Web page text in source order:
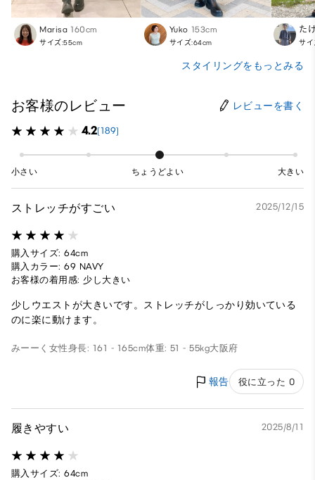
Marisa 160cm
サイズ:55cm
Yuko 153cm
サイズ:64cm
た
サ
スタイリングをもっとみる
お客様のレビュー レビューを書く
4.2(189)
小さい ちょうどよい 大きい
ストレッチがすごい 2025/12/15
購入サイズ: 64cm
購入カラー: 69 NAVY
お客様の着用感: 少し大きい
少しウエストが大きいです。ストレッチがしっかり効いている
のに楽に動けます。
みーーく 女性身長: 161 - 165cm体重: 51 - 55kg大阪府
報告 役に立った 0
履きやすい 2025/8/11
購入サイズ: 64cm